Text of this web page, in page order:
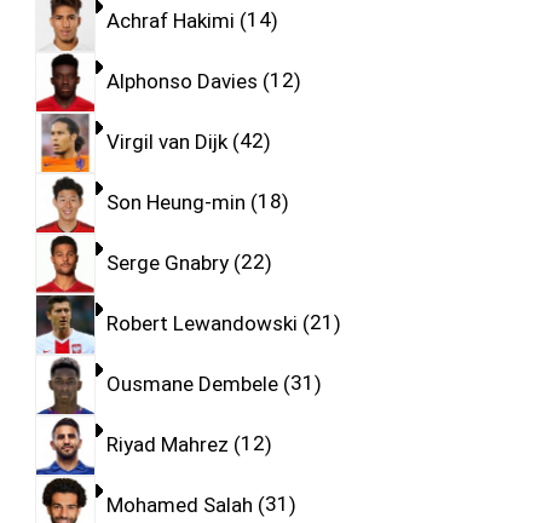
Achraf Hakimi 14
Alphonso Davies 12
Virgil van Dijk 42
Son Heung-min 18
Serge Gnabry 22
Robert Lewandowski 21
Ousmane Dembele 31
Riyad Mahrez 12
Mohamed Salah 31